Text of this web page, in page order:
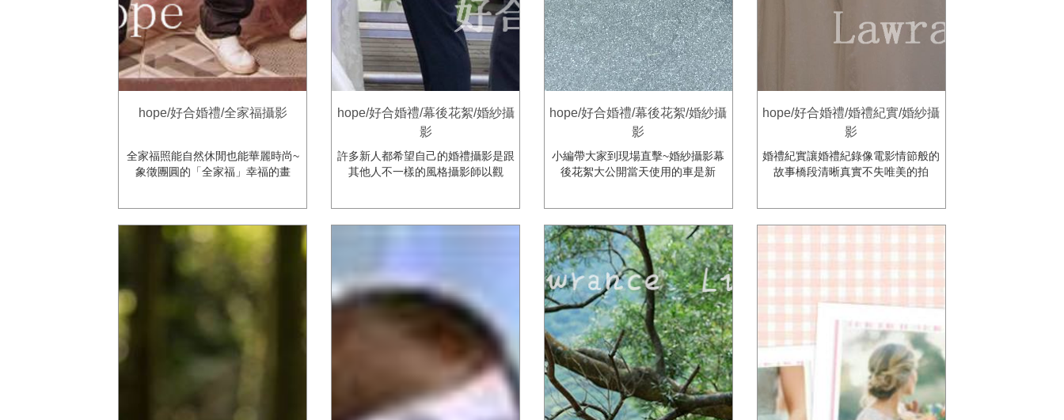
hope/好合婚禮/全家福攝影
全家福照能自然休閒也能華麗時尚~
象徵團圓的「全家福」幸福的畫
hope/好合婚禮/幕後花絮/婚紗攝
影
許多新人都希望自己的婚禮攝影是跟
其他人不一樣的風格攝影師以觀
hope/好合婚禮/幕後花絮/婚紗攝
影
小編帶大家到現場直擊~婚紗攝影幕
後花絮大公開當天使用的車是新
hope/好合婚禮/婚禮紀實/婚紗攝
影
婚禮紀實讓婚禮紀錄像電影情節般的
故事橋段清晰真實不失唯美的拍